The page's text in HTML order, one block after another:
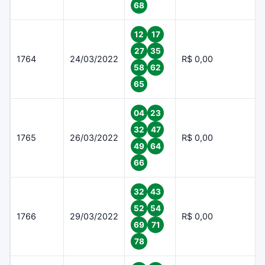
68
1764 24/03/2022
12
17
27
35
58
62
65
R$ 0,00
1765 26/03/2022
04
23
32
47
49
64
66
R$ 0,00
1766 29/03/2022
32
43
52
54
69
71
78
R$ 0,00